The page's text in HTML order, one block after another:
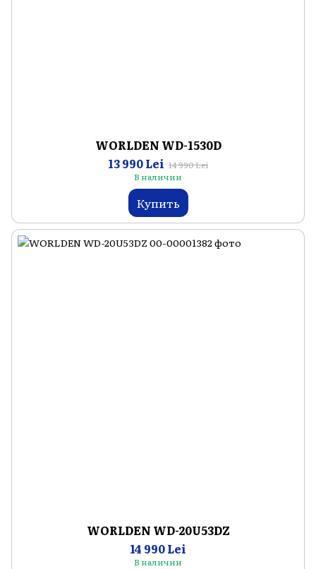
WORLDEN WD-1530D
13 990 Lei 14 990 Lei
В наличии
Купить
WORLDEN WD-20U53DZ
14 990 Lei
В наличии